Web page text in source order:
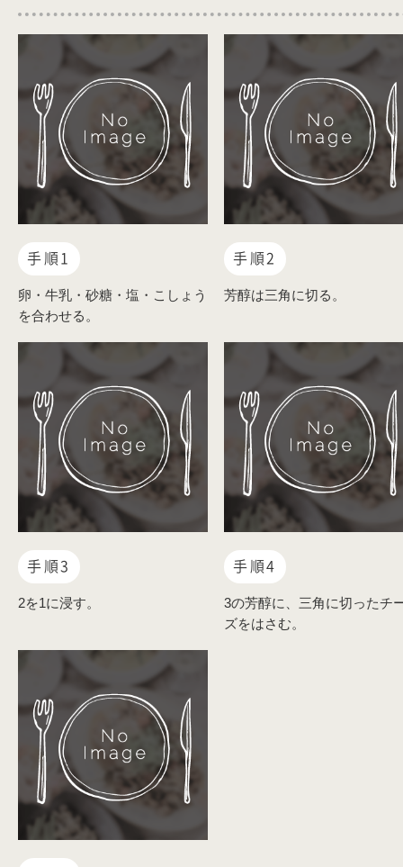
手順1
卵・牛乳・砂糖・塩・こしょう
を合わせる。
手順2
芳醇は三角に切る。
手順3
2を1に浸す。
手順4
3の芳醇に、三角に切ったチ
ズをはさむ。